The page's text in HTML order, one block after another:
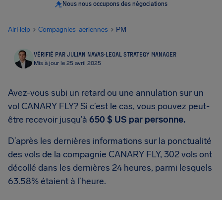
Nous nous occupons des négociations
AirHelp Compagnies-aeriennes PM
VÉRIFIÉ PAR JULIAN NAVAS·LEGAL STRATEGY MANAGER
Mis à jour le 25 avril 2025
Avez-vous subi un retard ou une annulation sur un
vol CANARY FLY? Si c’est le cas, vous pouvez peut-
être recevoir jusqu’à 650 $ US par personne.
D’après les dernières informations sur la ponctualité
des vols de la compagnie CANARY FLY, 302 vols ont
décollé dans les dernières 24 heures, parmi lesquels
63.58% étaient à l’heure.